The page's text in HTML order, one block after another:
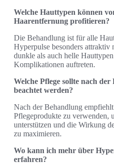
Welche Hauttypen können
Haarentfernung profitieren?
Die Behandlung ist für alle
Hyperpulse besonders attraktiv
dunkle als auch helle
Komplikationen auftreten.
Welche Pflege sollte nach
beachtet werden?
Nach der Behandlung
Pflegeprodukte zu verwenden,
unterstützen und die Wirkung
zu maximieren.
Wo kann ich mehr über
erfahren?